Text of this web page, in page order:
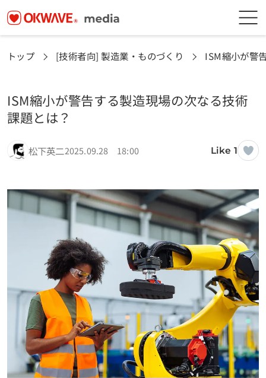
トップ [技術者向] 製造業・ものづくり ISM縮小が警
ISM縮小が警告する製造現場の次なる技術
課題とは？
松下英二2025.09.28 18:00 Like 1